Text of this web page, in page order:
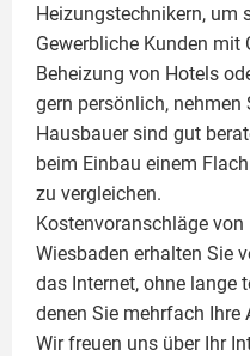
Heizungstechnikern, um
Gewerbliche Kunden mit
Beheizung von Hotels
gern persönlich,
Hausbauer sind gut
beim Einbau einem
zu vergleichen.
Kostenvoranschläge
Wiesbaden erhalten Sie
das Internet, ohne lange
denen Sie mehrfach Ihre
Wir freuen uns über Ihr